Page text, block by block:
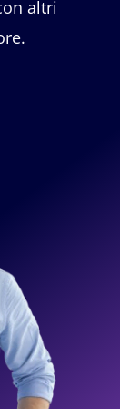
cura
si
nails,
e
in crisi,
crisi che
la
punti di
altri